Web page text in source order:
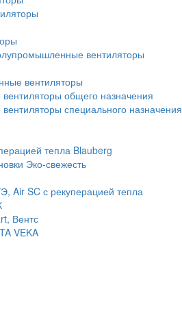
вентиляторы
вентиляторы
общего назначения
специального назначения
тепла Blauberg
Эко-свежесть
Air SC с рекуперацией тепла
Вентс
VEKA